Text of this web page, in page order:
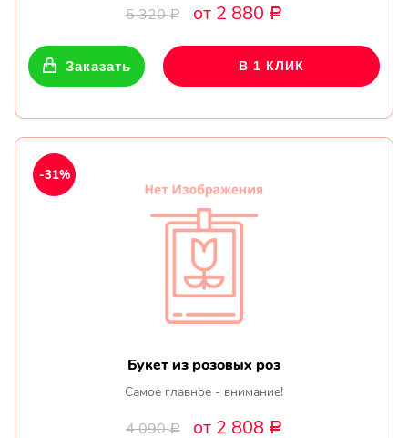
5 320Р от 2 880 Р
Заказать В 1 КЛИК
Букет из розовых роз
Самое главное - внимание!
4 090Р от 2 808 Р
-31%